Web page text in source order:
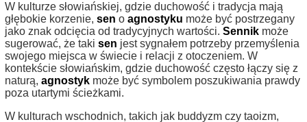
W kulturze słowiańskiej, gdzie duchowość i tradycja mają
głębokie korzenie, sen o agnostyku może być postrzegany
jako znak odcięcia od tradycyjnych wartości. Sennik może
sugerować, że taki sen jest sygnałem potrzeby przemyślenia
swojego miejsca w świecie i relacji z otoczeniem. W
kontekście słowiańskim, gdzie duchowość często łączy się z
naturą, agnostyk może być symbolem poszukiwania prawdy
poza utartymi ścieżkami.
W kulturach wschodnich, takich jak buddyzm czy taoizm,